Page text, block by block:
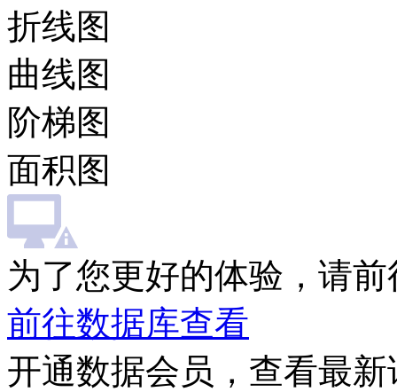
折线图
曲线图
阶梯图
面积图
为了您更好的体验，请
前往数据库查看
开通数据会员，查看最